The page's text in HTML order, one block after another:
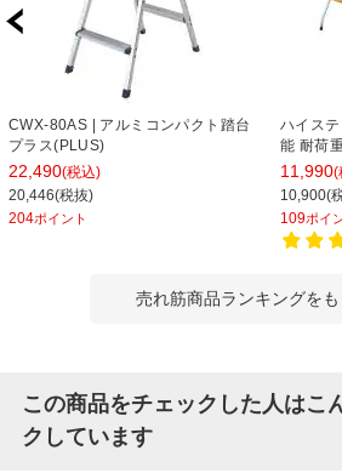
CWX-80AS | アルミコンパクト踏台
プラス(PLUS)
22,490(税込)
20,446(税抜)
204ポイント
ハイス
能 耐荷
踏み台
11,990(
10,900(
109ポイ
売れ筋商品ランキングを
この商品をチェックした人はこ
クしています